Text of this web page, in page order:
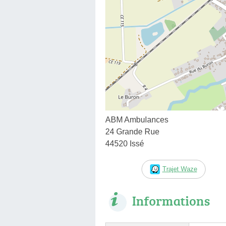
ABM Ambulances
24 Grande Rue
44520 Issé
Trajet Waze
Informations